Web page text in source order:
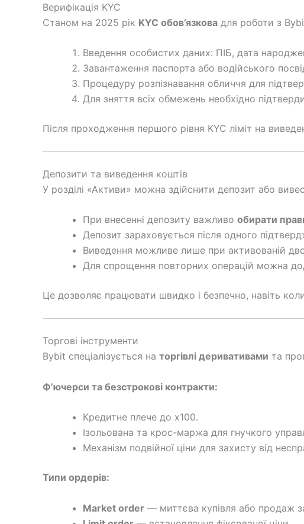
Верифікація KYC
Станом на 2025 рік KYC обов’язкова для роботи з
Введення особистих даних: ПІБ, дата
Завантаження паспорта або водійського
Процедуру розпізнавання обличчя для
Для зняття всіх обмежень необхідно
Після проходження першого рівня KYC ліміт на
Депозити та виведення коштів
У розділі «Активи» можна здійснити депозит або
При внесенні депозиту важливо обирати
Депозит зараховується після одного
Виведення можливе лише при активованій
Для спрощення повторних операцій можна
Це дозволяє працювати швидко і безпечно, навіть
Торгові інструменти
Bybit спеціалізується на торгівлі деривативами та
Ф’ючерси та безстрокові контракти:
Кредитне плече до x100.
Ізольована та крос-маржа для гнучкого
Механізм подвійної ціни для захисту від
Типи ордерів:
Market order — миттєва купівля або продаж